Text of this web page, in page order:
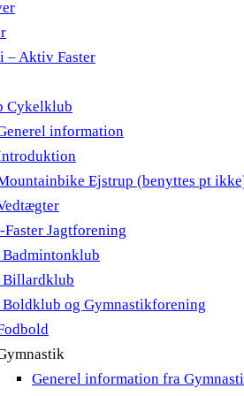
– Aktiv Faster
Cykelklub
information
Ejstrup (benyttes pt
Jagtforening
Badmintonklub
Billardklub
Boldklub og Gymnastikforening
Generel information fra